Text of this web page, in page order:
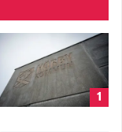
1